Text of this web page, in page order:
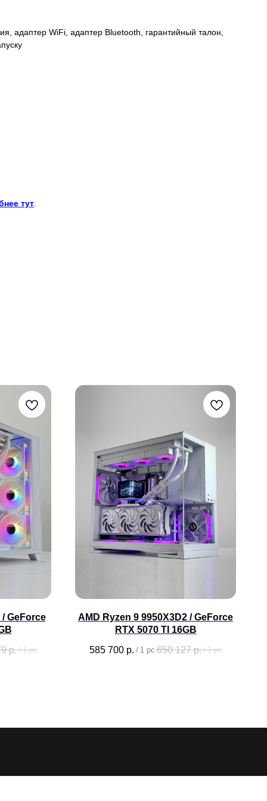
адаптер WiFi, адаптер Bluetooth, гарантийный талон,
тут
GeForce
р. / 1 pc
AMD Ryzen 9 9950X3D2 / GeForce
RTX 5070 TI 16GB
585 700 р. / 1 pc 650 127 р. / 1 pc